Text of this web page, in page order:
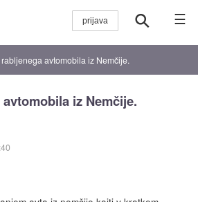
☰
avtomobila iz Nemčije.
iz Nemčije.